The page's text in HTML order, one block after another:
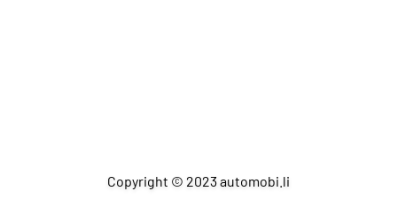
Copyright © 2023 automobi.li